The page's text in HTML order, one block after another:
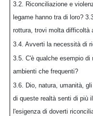
3.2. Riconciliazione e
legame hanno tra di loro?
rottura, trovi molta difficoltà
3.4. Avverti la necessità di
3.5. C'è qualche esempio
ambienti che frequenti?
3.6. Dio, natura, umanità,
di queste realtà senti di più
l'esigenza di doverti